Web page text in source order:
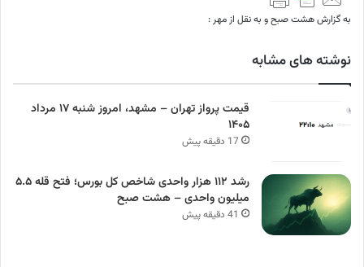
به گزارش هشت صبح و به نقل از مهر :
نوشته های مشابه
قیمت پرواز تهران – مشهد، امروز شنبه ۱۷ مرداد
۱۴۰۵
17 دقیقه پیش
رشد ۱۱۲ هزار واحدی شاخص کل بورس؛ فتح قله ۵.۵
میلیون واحدی – هشت صبح
41 دقیقه پیش